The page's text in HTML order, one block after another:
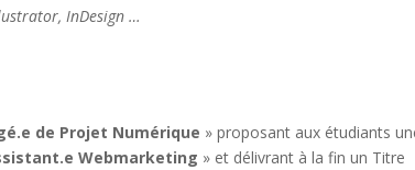
InDesign …
de Projet Numérique » proposant aux étudiants
Webmarketing » et délivrant à la fin un Titre